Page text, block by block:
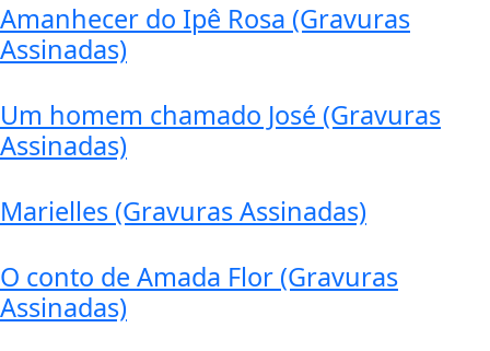
Amanhecer do Ipê Rosa (Gravuras
Assinadas)
Um homem chamado José (Gravuras
Assinadas)
Marielles (Gravuras Assinadas)
O conto de Amada Flor (Gravuras
Assinadas)